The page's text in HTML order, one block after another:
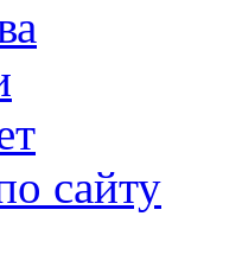
сайту